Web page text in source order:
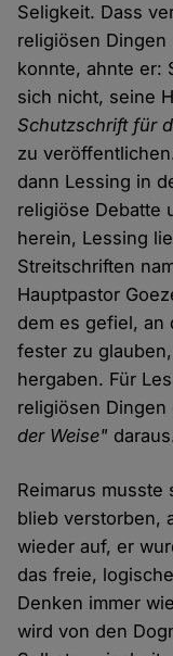
Seligkeit. Dass
religiösen
konnte, ahnte er:
sich nicht, seine
Schutzschrift für
zu
dann Lessing in
religiöse Debatte
herein, Lessing
Streitschriften
Hauptpastor
dem es gefiel, an
fester zu
hergaben. Für
religiösen Dingen
der Weise"
Reimarus musste
blieb verstorben,
wieder auf, er
das freie,
Denken immer
wird von den